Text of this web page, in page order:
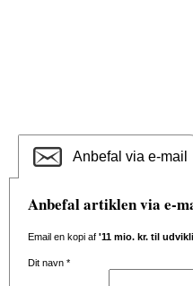
Anbefal via e-mail
Anbefal artiklen via e-
Email en kopi af '11 mio. kr. til
Dit navn *